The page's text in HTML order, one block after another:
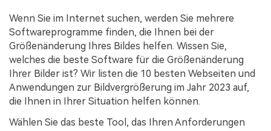
Wenn Sie im Internet suchen, werden Sie mehrere
Softwareprogramme finden, die Ihnen bei der
Größenänderung Ihres Bildes helfen. Wissen Sie,
welches die beste Software für die Größenänderung
Ihrer Bilder ist? Wir listen die 10 besten Webseiten und
Anwendungen zur Bildvergrößerung im Jahr 2023 auf,
die Ihnen in Ihrer Situation helfen können.
Wählen Sie das beste Tool, das Ihren Anforderungen